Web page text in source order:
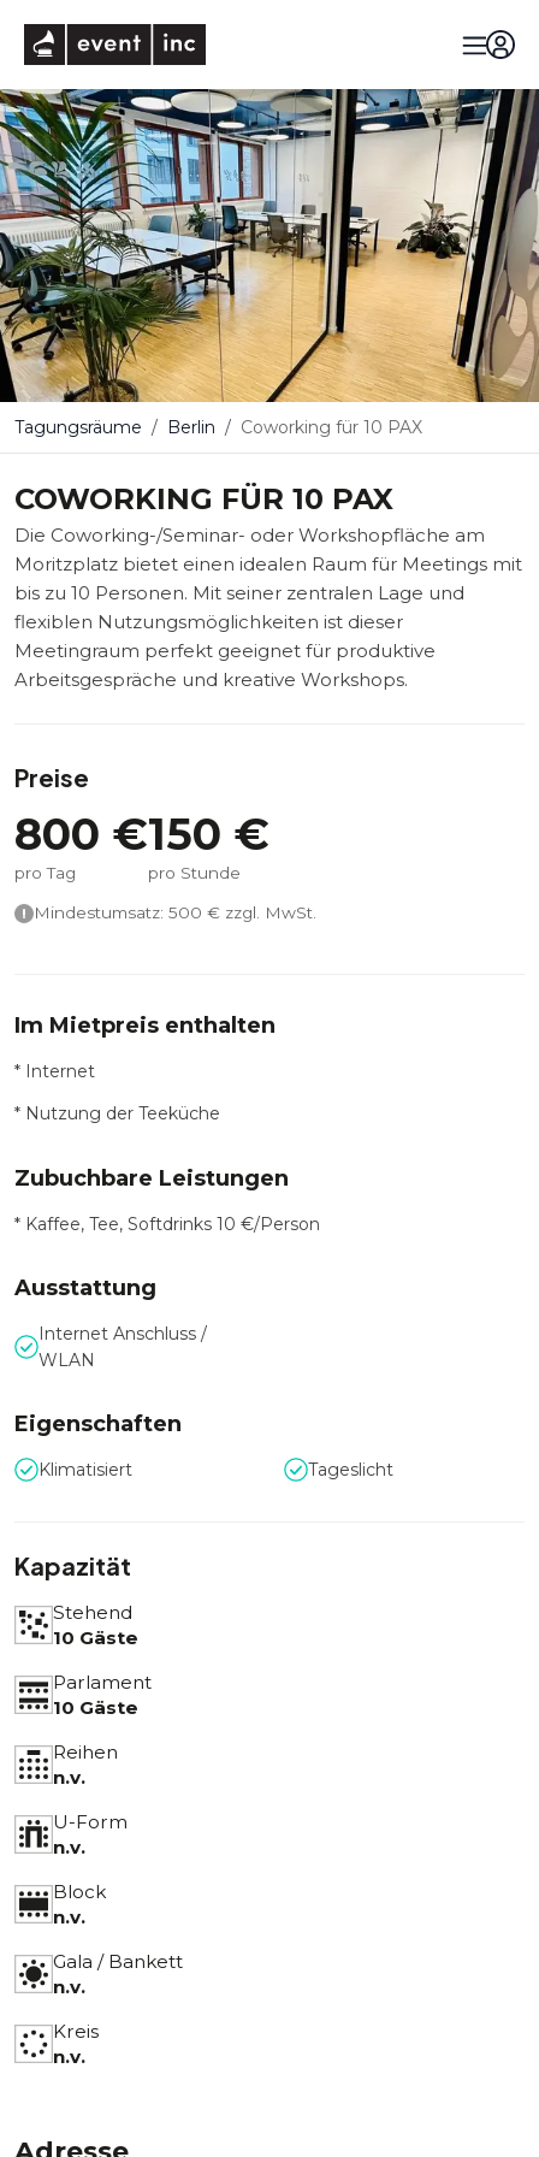
Tagungsräume Berlin Coworking für 10 PAX
COWORKING FÜR 10 PAX
Die Coworking-/Seminar- oder Workshopfläche am
Moritzplatz bietet einen idealen Raum für Meetings mit
bis zu 10 Personen. Mit seiner zentralen Lage und
flexiblen Nutzungsmöglichkeiten ist dieser
Meetingraum perfekt geeignet für produktive
Arbeitsgespräche und kreative Workshops.
Preise
800 €
pro Tag
150 €
pro Stunde
Mindestumsatz: 500 € zzgl. MwSt.
Im Mietpreis enthalten
* Internet
* Nutzung der Teeküche
Zubuchbare Leistungen
* Kaffee, Tee, Softdrinks 10 €/Person
Ausstattung
Internet Anschluss /
WLAN
Eigenschaften
Klimatisiert Tageslicht
Kapazität
Stehend
10 Gäste
Parlament
10 Gäste
Reihen
n.v.
U-Form
n.v.
Block
n.v.
Gala / Bankett
n.v.
Kreis
n.v.